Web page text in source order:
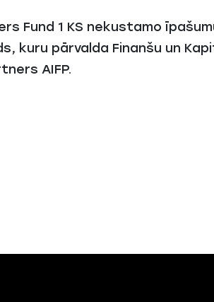
Fund 1 KS nekustamo
kuru pārvalda Finanšu un
AIFP.